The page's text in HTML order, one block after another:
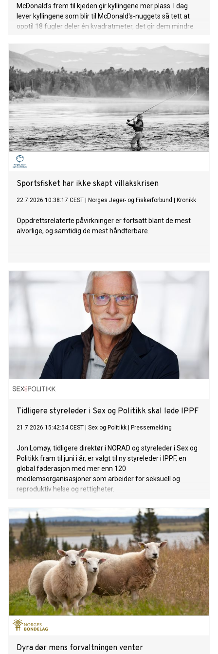
McDonald's frem til kjeden gir kyllingene mer plass. I dag
lever kyllingene som blir til McDonald's-nuggets så tett at
opptil 18 fugler deler én kvadratmeter, det gir dem mindre
Sportsfisket har ikke skapt villakskrisen
22.7.2026 10:38:17 CEST Norges Jeger- og Fiskerforbund Kronikk
Oppdrettsrelaterte påvirkninger er fortsatt blant de mest
alvorlige, og samtidig de mest håndterbare.
Tidligere styreleder i Sex og Politikk skal lede IPPF
21.7.2026 15:42:54 CEST Sex og Politikk Pressemelding
Jon Lomøy, tidligere direktør i NORAD og styreleder i Sex og
Politikk fram til juni i år, er valgt til ny styreleder i IPPF, en
global føderasjon med mer enn 120
medlemsorganisasjoner som arbeider for seksuell og
reproduktiv helse og rettigheter.
Dyra dør mens forvaltningen venter